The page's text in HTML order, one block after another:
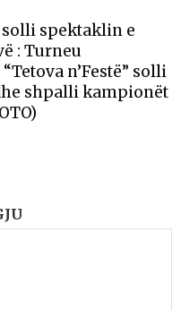
spektaklin e
: Turneu
n’Festë” solli
shpalli kampionët